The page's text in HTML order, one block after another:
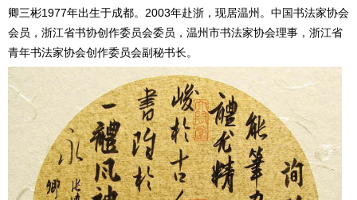
卿三彬1977年出生于成都。2003年赴浙，现居温州。中国书法家协会
会员，浙江省书协创作委员会委员，温州市书法家协会理事，浙江省
青年书法家协会创作委员会副秘书长。